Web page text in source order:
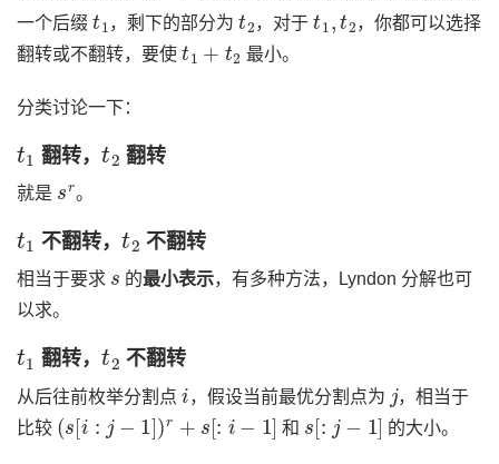
一个后缀
t
，剩下的部分为
t
，对于
t 2
，你都可以选择
翻转或不翻转，要使
t 2
最小。
分类讨论一下：
t 翻转，t 翻转
就是
r
。
t 不翻转，t 不翻转
相当于要求 的最小表示，有多种方法，Lyndon 分解也可
以求。
t 翻转，t 不翻转
从后往前枚举分割点
i
，假设当前最优分割点为
，相当于
比较
( [: 1 +s[:
和
[ −
的大小。